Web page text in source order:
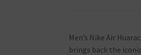
Men’s Nike Air
brings back the